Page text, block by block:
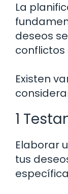
La
deseos
conflictos
Existen
1
Elaborar
tus